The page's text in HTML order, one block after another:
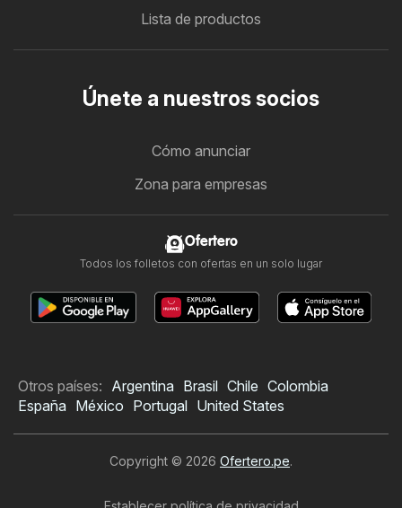
Lista de productos
Únete a nuestros socios
Cómo anunciar
Zona para empresas
Ofertero
Todos los folletos con ofertas en un solo lugar
Otros países: Argentina Brasil Chile Colombia
España México Portugal United States
Copyright © 2026 Ofertero.pe.